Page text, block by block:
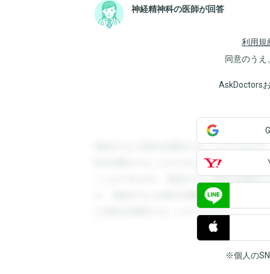
神経精神科の医師が回答
利用規
同意のうえ
AskDoctors
登録すると回答を閲覧することができま
答を閲覧することができます。登録する
ことができます。登録すると回答を閲覧
す。登録すると回答を閲覧することがで
と回答を閲覧することができます。
※個人の